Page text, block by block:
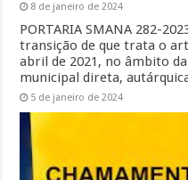
8 de janeiro de 2024
PORTARIA SMANA 282-
transição de que trata o
abril de 2021, no âmbito
municipal direta,
5 de janeiro de 2024